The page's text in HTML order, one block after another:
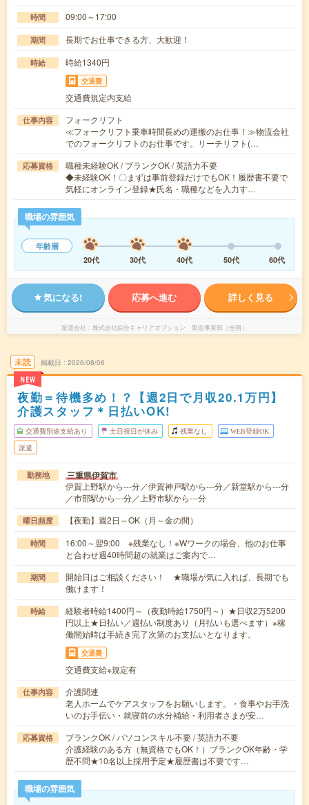
時間 09:00～17:00
期間 長期でお仕事できる方、大歓迎！
時給 時給1340円
交通費
交通費規定内支給
仕事内容
フォークリフト
≪フォークリフト乗車時間長めの運搬のお仕事！≫物流会社
でのフォークリフトのお仕事です。リーチリフト(…
応募資格
職種未経験OK / ブランクOK / 英語力不要
◆未経験OK！〇まずは事前登録だけでもOK！履歴書不要で
気軽にオンライン登録★氏名・職種などを入力す…
職場の雰囲気
年齢層
20代
30代 40代 50代 60代
気になる! 応募へ進む 詳しく見る
派遣会社 株式会社綜合キャリアオプション 製造事業部（全国）
未読
NEW
掲載日 2026/08/06
夜勤＝待機多め！？【週2日で月収20.1万円】
介護スタッフ＊日払いOK!
交通費別途支給あり 土日祝日が休み 残業なし WEB登録OK
派遣
勤務地 三重県伊賀市
伊賀上野駅から---分／伊賀神戸駅から---分／新堂駅から---分
／市部駅から---分／上野市駅から---分
曜日頻度 【夜勤】週2日～OK（月～金の間）
時間
16:00～翌9:00 ※残業なし！※Wワークの場合、他のお仕事
と合わせ週40時間超の就業はご案内で…
期間
開始日はご相談ください！ ★職場が気に入れば、長期でも
働けます！
時給
経験者時給1400円～（夜勤時給1750円～）★日収2万5200
円以上★日払い／週払い制度あり（月払いも選べます）※稼
働開始時は手続き完了次第のお支払いとなります。
交通費
交通費支給※規定有
仕事内容
介護関連
老人ホームでケアスタッフをお願いします。・食事やお手洗
いのお手伝い・就寝前の水分補給・利用者さまが安…
応募資格
ブランクOK / パソコンスキル不要 / 英語力不要
介護経験のある方（無資格でもOK！）ブランクOK年齢・学
歴不問★10名以上採用予定★履歴書は不要です…
職場の雰囲気